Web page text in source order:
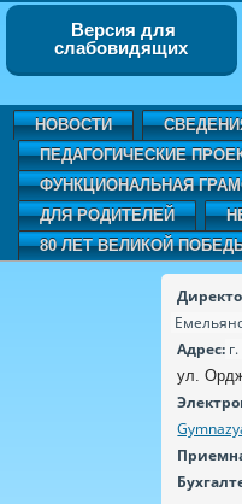
Версия для
слабовидящих
НОВОСТИ
ПЕДАГОГИЧЕСКИЕ
ФУНКЦИОНАЛЬНАЯ
ДЛЯ РОДИТЕЛЕЙ
80 ЛЕТ ВЕЛИКОЙ
Адрес:
ул.